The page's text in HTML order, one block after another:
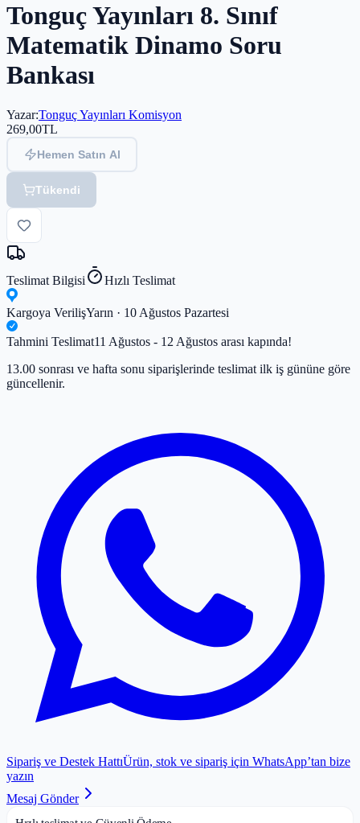
Tonguç Yayınları 8. Sınıf
Matematik Dinamo Soru
Bankası
Yazar:Tonguç Yayınları Komisyon
269,00TL
Hemen Satın Al
Tükendi
Teslimat Bilgisi Hızlı Teslimat
Kargoya VerilişYarın · 10 Ağustos Pazartesi
Tahmini Teslimat11 Ağustos - 12 Ağustos arası kapında!
13.00 sonrası ve hafta sonu siparişlerinde teslimat ilk iş gününe göre
güncellenir.
Sipariş ve Destek HattıÜrün, stok ve sipariş için WhatsApp’tan bize
yazın
Mesaj Gönder